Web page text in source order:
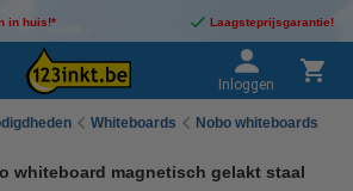
in huis!* Laagsteprijsgarantie!
Inloggen
Whiteboards Nobo whiteboards
whiteboard magnetisch gelakt staal